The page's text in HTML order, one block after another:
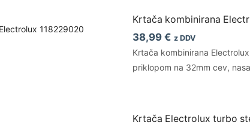
Krtača kombinirana
38,99 € z DDV
Krtača kombinirana
priklopom na 32mm cev,
Krtača Electrolux turbo